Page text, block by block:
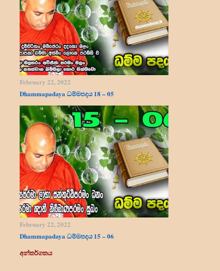
February 22, 2022
Dhammapadaya ධම්මපදය 18 – 05
February 22, 2022
Dhammapadaya ධම්මපදය 15 – 06
අන්තර්ගතය